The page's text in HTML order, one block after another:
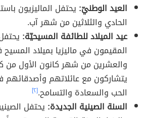
العيد الوطنيّ: يحتفل الماليزيون
الحادي والثلاثين من شهر آب.
عيد الميلاد للطائفة المسيحيّة:
المقيمون في ماليزيا بميلاد
والعشرين من شهر كانون الأول من
يتشاركون مع عائلاتهم
الحب والسعادة والتسامح.[٢]
السنة الصينية الجديدة: يحتفل